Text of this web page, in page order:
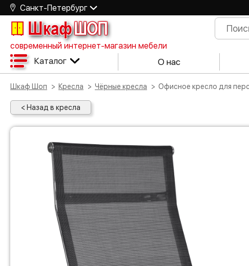
Санкт-Петербург
ШкафШОП
современный интернет-магазин мебели
Каталог О нас
Шкаф Шоп Кресла Чёрные кресла Офисное кресло для
< Назад в кресла